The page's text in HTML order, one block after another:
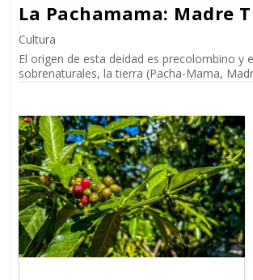
La Pachamama: Madre
Cultura
El origen de esta deidad es precolombino
sobrenaturales, la tierra (Pacha-Mama,